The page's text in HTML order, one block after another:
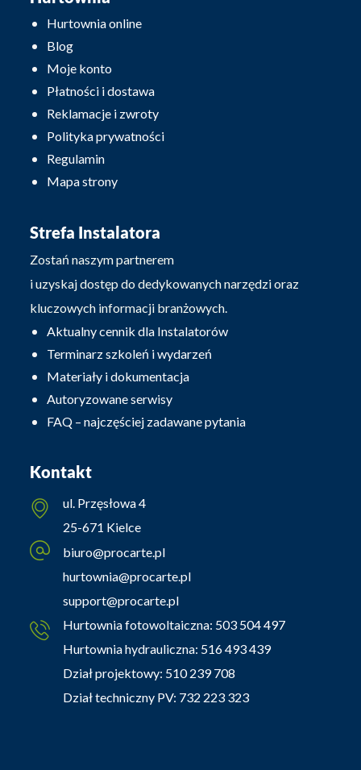
Hurtownia online
Blog
Moje konto
Płatności i dostawa
Reklamacje i zwroty
Polityka prywatności
Regulamin
Mapa strony
Strefa Instalatora
Zostań naszym partnerem
i uzyskaj dostęp do dedykowanych narzędzi oraz
kluczowych informacji branżowych.
Aktualny cennik dla Instalatorów
Terminarz szkoleń i wydarzeń
Materiały i dokumentacja
Autoryzowane serwisy
FAQ – najczęściej zadawane pytania
Kontakt
ul. Przęsłowa 4
25-671 Kielce
biuro@procarte.pl
hurtownia@procarte.pl
support@procarte.pl
Hurtownia fotowoltaiczna: 503 504 497
Hurtownia hydrauliczna: 516 493 439
Dział projektowy: 510 239 708
Dział techniczny PV: 732 223 323